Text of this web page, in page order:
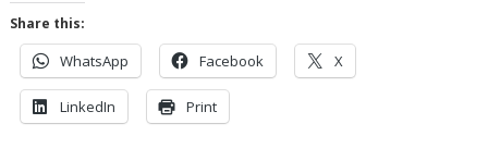
Share this:
WhatsApp Facebook X
LinkedIn Print